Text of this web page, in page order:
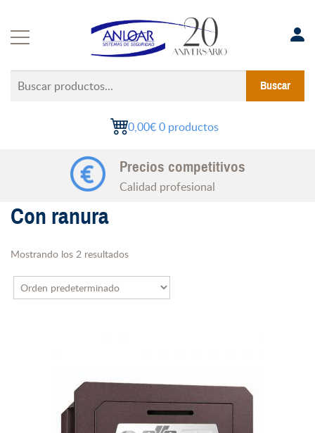
contenido
Buscar
productos...
Buscar
0,00€0 productos
Precios competitivos
Calidad profesional
Con ranura
Mostrando los 2 resultados